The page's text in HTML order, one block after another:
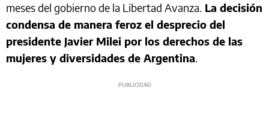
meses del gobierno de la Libertad Avanza. La decisión
condensa de manera feroz el desprecio del
presidente Javier Milei por los derechos de las
mujeres y diversidades de Argentina.